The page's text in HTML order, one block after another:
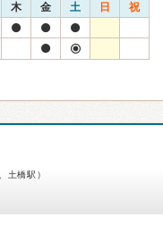
木 金 土 日 祝
土橋駅）